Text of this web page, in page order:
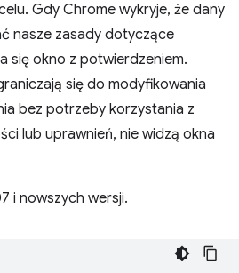
Gdy Chrome wykryje, że dany
nasze zasady dotyczące
się okno z potwierdzeniem.
się do modyfikowania
bez potrzeby korzystania z
lub uprawnień, nie widzą okna
i nowszych wersji.